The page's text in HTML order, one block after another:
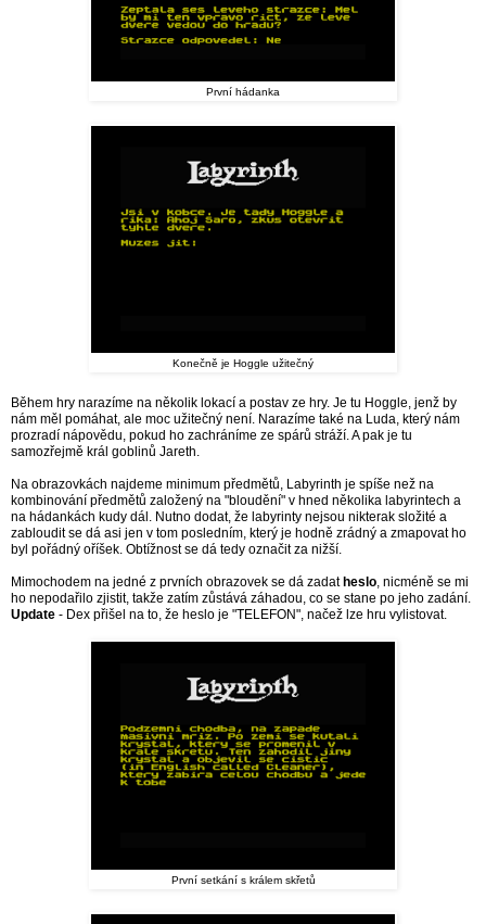
První hádanka
Konečně je Hoggle užitečný
Během hry narazíme na několik lokací a postav ze hry. Je tu Hoggle, jenž by
nám měl pomáhat, ale moc užitečný není. Narazíme také na Luda, který nám
prozradí nápovědu, pokud ho zachráníme ze spárů stráží. A pak je tu
samozřejmě král goblinů Jareth.
Na obrazovkách najdeme minimum předmětů, Labyrinth je spíše než na
kombinování předmětů založený na "bloudění" v hned několika labyrintech a
na hádankách kudy dál. Nutno dodat, že labyrinty nejsou nikterak složité a
zabloudit se dá asi jen v tom posledním, který je hodně zrádný a zmapovat ho
byl pořádný oříšek. Obtížnost se dá tedy označit za nižší.
Mimochodem na jedné z prvních obrazovek se dá zadatheslo , nicméně se mi
ho nepodařilo zjistit, takže zatím zůstává záhadou, co se stane po jeho zadání.
Update - Dex přišel na to, že heslo je "TELEFON", načež lze hru vylistovat.
První setkání s králem skřetů